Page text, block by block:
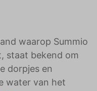
waarop Summio
staat bekend om
dorpjes en
water van het